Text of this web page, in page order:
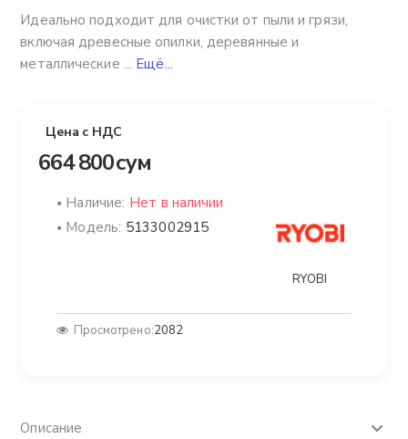
Идеально подходит для очистки от пыли и грязи,
включая древесные опилки, деревянные и
металлические ... Ещё...
Цена с НДС
664 800 сум
Наличие: Нет в наличии
Модель: 5133002915
RYOBI
Просмотрено:2082
Описание